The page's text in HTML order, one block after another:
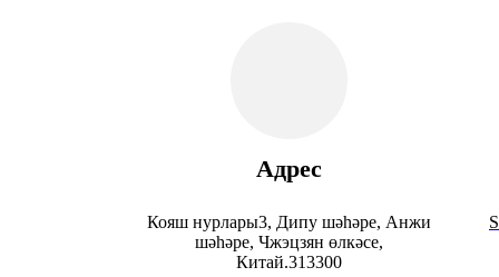
Адрес
Кояш нурлары3, Дипу шәһәре, Анжи
шәһәре, Чжэцзян өлкәсе,
Китай.313300